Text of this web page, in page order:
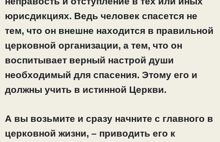
юрисдикциях. Ведь человек спасется не
тем, что он внешне находится в правильной
церковной организации, а тем, что он
воспитывает верный настрой души
необходимый для спасения. Этому его и
должны учить в истинной Церкви.
А вы возьмите и сразу начните с главного в
церковной жизни, – приводить его к